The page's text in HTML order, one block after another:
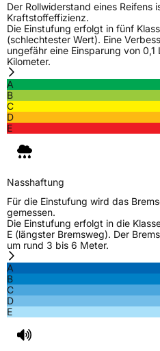
Der Rollwiderstand eines
Kraftstoffeffizienz.
Die Einstufung erfolgt in fünf
(schlechtester Wert). Eine
ungefähr eine Einsparung von
Kilometer.
A
B
C
D
E
Nasshaftung
Für die Einstufung wird das
gemessen.
Die Einstufung erfolgt in die
E (längster Bremsweg). Der
um rund 3 bis 6 Meter.
A
B
C
D
E